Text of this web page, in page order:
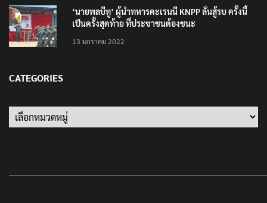
‘นายพลบีทู’ ผู้นำทหารคะเรนนี KNPP ลั่นสู้รบ ครั้งนี้
เป็นครั้งสุดท้าย ที่ประชาชนต้องชนะ
13 มกราคม 2022
CATEGORIES
Categories